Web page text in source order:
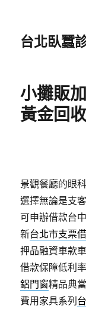
台北臥蠶
小攤販
黃金回
景觀餐廳的眼
選擇無論是支
可申辦借款台
新台北市支票
押品融資車款
借款保障低利
鋁門窗精品典
費用家具系列